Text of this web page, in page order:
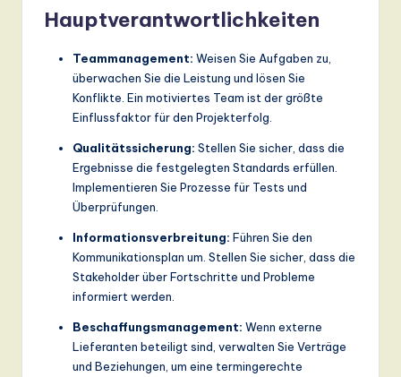
Hauptverantwortlichkeiten
Teammanagement: Weisen Sie Aufgaben zu,
überwachen Sie die Leistung und lösen Sie
Konflikte. Ein motiviertes Team ist der größte
Einflussfaktor für den Projekterfolg.
Qualitätssicherung: Stellen Sie sicher, dass die
Ergebnisse die festgelegten Standards erfüllen.
Implementieren Sie Prozesse für Tests und
Überprüfungen.
Informationsverbreitung: Führen Sie den
Kommunikationsplan um. Stellen Sie sicher, dass die
Stakeholder über Fortschritte und Probleme
informiert werden.
Beschaffungsmanagement: Wenn externe
Lieferanten beteiligt sind, verwalten Sie Verträge
und Beziehungen, um eine termingerechte